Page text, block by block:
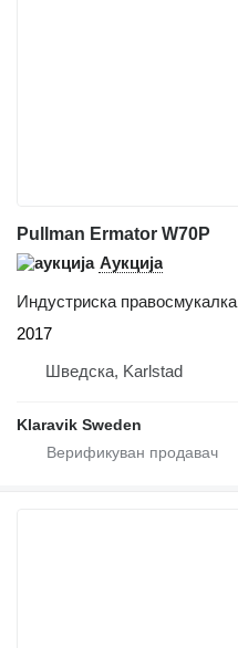
Pullman Ermator W70P
Аукција
Индустриска правосмукалка
2017
Шведска, Karlstad
Klaravik Sweden